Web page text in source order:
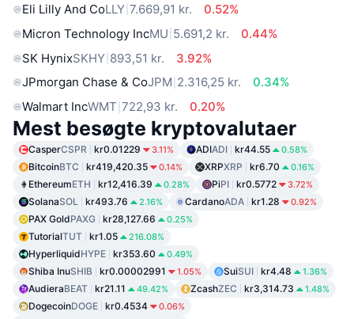
Eli Lilly And CoLLY 7.669,91 kr.
0.52%
Micron Technology IncMU 5.691,2 kr.
0.44%
SK HynixSKHY 893,51 kr.
3.92%
JPmorgan Chase & CoJPM 2.316,25 kr.
0.34%
Walmart IncWMT 722,93 kr. 0.20%
Mest besøgte kryptovalutaer
CasperCSPR kr0.01229 3.11% ADIADI kr44.55 0.58%
BitcoinBTC kr419,420.35 0.14% XRPXRP kr6.70 0.16%
EthereumETH kr12,416.39 0.28% PiPI kr0.5772 3.72%
SolanaSOL kr493.76 2.16% CardanoADA kr1.28 0.92%
PAX GoldPAXG kr28,127.66 0.25%
TutorialTUT kr1.05 216.08%
HyperliquidHYPE kr353.60 0.49%
Shiba InuSHIB kr0.00002991 1.05% SuiSUI kr4.48 1.36%
AudieraBEAT kr21.11 49.42% ZcashZEC kr3,314.73 1.48%
DogecoinDOGE kr0.4534 0.06%